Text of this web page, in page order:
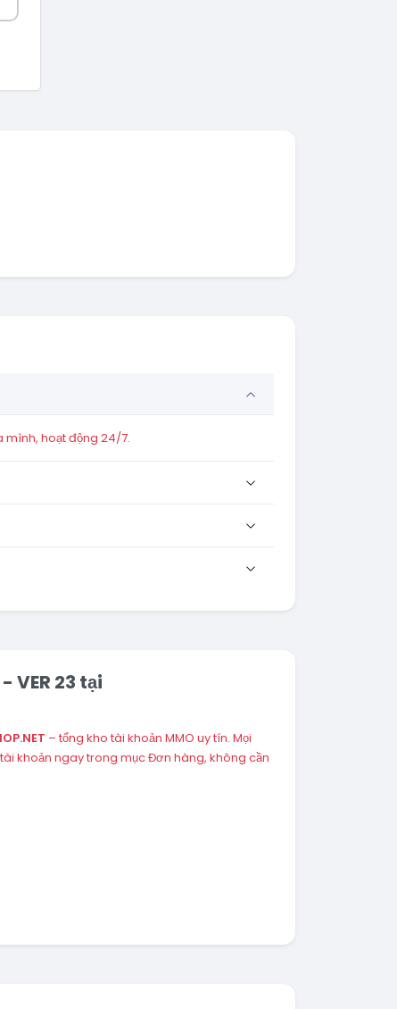
mình, hoạt động 24/7.
VER 23 tại
– tổng kho tài khoản MMO uy tín. Mọi
khoản ngay trong mục Đơn hàng, không cần